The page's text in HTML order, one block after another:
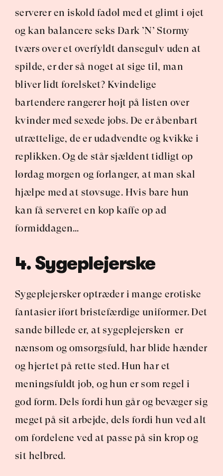
serverer en iskold fadøl med et glimt i øjet
og kan balancere seks Dark ’N’ Stormy
tværs over et overfyldt dansegulv uden at
spilde, er der så noget at sige til, man
bliver lidt forelsket? Kvindelige
bartendere rangerer højt på listen over
kvinder med sexede jobs. De er åbenbart
utrættelige, de er udadvendte og kvikke i
replikken. Og de står sjældent tidligt op
lørdag morgen og forlanger, at man skal
hjælpe med at støvsuge. Hvis bare hun
kan få serveret en kop kaffe op ad
formiddagen…
4. Sygeplejerske
Sygeplejersker optræder i mange erotiske
fantasier iført bristefærdige uniformer. Det
sande billede er, at sygeplejersken  er
nænsom og omsorgsfuld, har blide hænder
og hjertet på rette sted. Hun har et
meningsfuldt job, og hun er som regel i
god form. Dels fordi hun går og bevæger sig
meget på sit arbejde, dels fordi hun ved alt
om fordelene ved at passe på sin krop og
sit helbred.